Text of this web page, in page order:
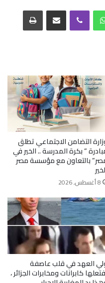
واتساب ڤايبر مشاركة عبر البريد طباعة
التضامن الاجتماعي تطلق
” بكرة المدرسة .. الخير في
بالتعاون مع مؤسسة مصر
8 أغسطس, 2026
العهد في قلب عاصفة
كابرانات ومخابرات الجزائر ،